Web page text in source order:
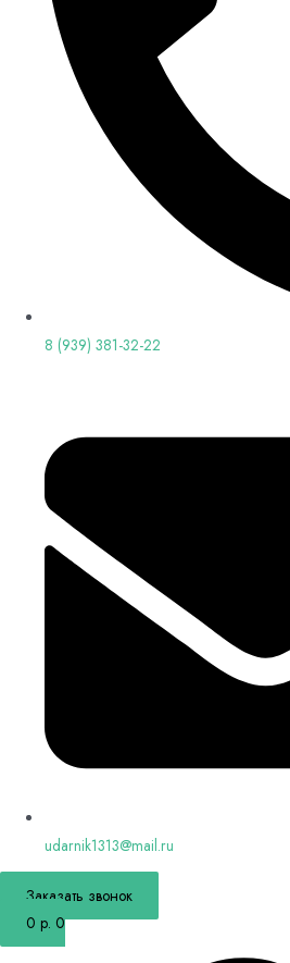
8 (939) 381-32-22
udarnik1313@mail.ru
Заказать звонок
0 р. 0